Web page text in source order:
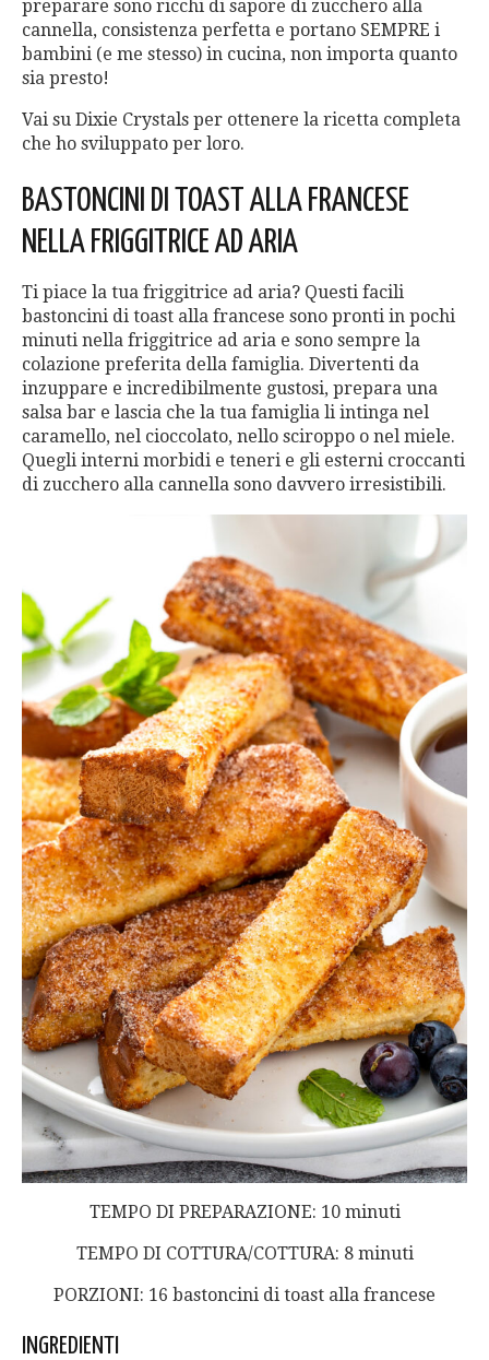
preparare sono ricchi di sapore di zucchero alla
cannella, consistenza perfetta e portano SEMPRE i
bambini (e me stesso) in cucina, non importa quanto
sia presto!
Vai su Dixie Crystals per ottenere la ricetta completa
che ho sviluppato per loro.
BASTONCINI DI TOAST ALLA FRANCESE
NELLA FRIGGITRICE AD ARIA
Ti piace la tua friggitrice ad aria? Questi facili
bastoncini di toast alla francese sono pronti in pochi
minuti nella friggitrice ad aria e sono sempre la
colazione preferita della famiglia. Divertenti da
inzuppare e incredibilmente gustosi, prepara una
salsa bar e lascia che la tua famiglia li intinga nel
caramello, nel cioccolato, nello sciroppo o nel miele.
Quegli interni morbidi e teneri e gli esterni croccanti
di zucchero alla cannella sono davvero irresistibili.
TEMPO DI PREPARAZIONE: 10 minuti
TEMPO DI COTTURA/COTTURA: 8 minuti
PORZIONI: 16 bastoncini di toast alla francese
INGREDIENTI